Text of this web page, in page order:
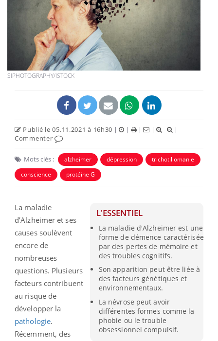
SIPHOTOGRAPHY/ISTOCK
Publié le 05.11.2021 à 16h30 | | | |
|
Commenter
Mots clés : alzheimer dépression
trichotillomanie
conscience
protéine G
L'ESSENTIEL
La maladie d'Alzheimer est une
forme de démence caractérisée
par des pertes de mémoire et
des troubles cognitifs.
Son apparition peut être liée à
des facteurs génétiques et
environnementaux.
La névrose peut avoir
différentes formes comme la
phobie ou le trouble
obsessionnel compulsif.
La maladie
d’Alzheimer et ses
causes soulèvent
encore de
nombreuses
questions. Plusieurs
facteurs contribuent
au risque de
développer la
pathologie.
Récemment, des